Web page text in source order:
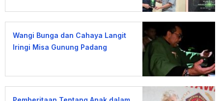
Wangi Bunga dan Cahaya Langit
Iringi Misa Gunung Padang